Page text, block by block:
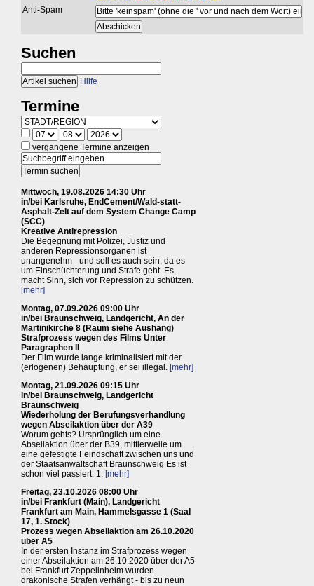
Anti-Spam
Suchen
Hilfe
Termine
vergangene Termine anzeigen
Mittwoch, 19.08.2026 14:30 Uhr
in/bei Karlsruhe, EndCement/Wald-statt-
Asphalt-Zelt auf dem System Change Camp
(SCC)
Kreative Antirepression
Die Begegnung mit Polizei, Justiz und
anderen Repressionsorganen ist
unangenehm - und soll es auch sein, da es
um Einschüchterung und Strafe geht. Es
macht Sinn, sich vor Repression zu schützen.
[mehr]
Montag, 07.09.2026 09:00 Uhr
in/bei Braunschweig, Landgericht, An der
Martinikirche 8 (Raum siehe Aushang)
Strafprozess wegen des Films Unter
Paragraphen II
Der Film wurde lange kriminalisiert mit der
(erlogenen) Behauptung, er sei illegal. [mehr]
Montag, 21.09.2026 09:15 Uhr
in/bei Braunschweig, Landgericht
Braunschweig
Wiederholung der Berufungsverhandlung
wegen Abseilaktion über der A39
Worum gehts? Ursprünglich um eine
Abseilaktion über der B39, mittlerweile um
eine gefestigte Feindschaft zwischen uns und
der Staatsanwaltschaft Braunschweig Es ist
schon viel passiert: 1. [mehr]
Freitag, 23.10.2026 08:00 Uhr
in/bei Frankfurt (Main), Landgericht
Frankfurt am Main, Hammelsgasse 1 (Saal
17, 1. Stock)
Prozess wegen Abseilaktion am 26.10.2020
über A5
In der ersten Instanz im Strafprozess wegen
einer Abseilaktion am 26.10.2020 über der A5
bei Frankfurt Zeppelinheim wurden
drakonische Strafen verhängt - bis zu neun